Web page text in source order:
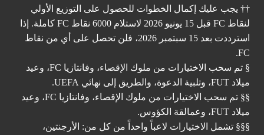
†† يجب عليك إكمال الخطوات للحصول على التوزيع الأولي
لنقاط FC قبل 15 يونيو 2026 لاستلام 6000 نقاط FC كاملة. إذا
استرددت بعد 15 سبتمبر 2026، فلن تحصل على أي من نقاط
FC.
§ تم سحب الاختيارات من ملوك الإقصاء، وفانتازيا FC، وعيد
ميلاد FUT، وتلبية الدعوة، والطريق إلى نهائي UEFA.
§§ تم سحب الاختيارات من ملوك الإقصاء، وفانتازيا FC، وعيد
ميلاد FUT، وعمالقة الكؤوس.
§§§ تشمل الاختيارات لاعباً واحداً من كل من: الأرجنتين،